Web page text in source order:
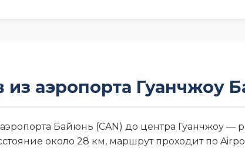
аэропорта Гуанчжоу
Байюнь (CAN) до центра Гуанчжоу —
около 28 км, маршрут проходит по